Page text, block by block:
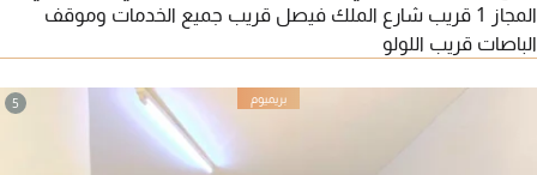
المجاز 1 قريب شارع الملك فيصل قريب جميع الخدمات وموقف
الباصات قريب اللولو
5